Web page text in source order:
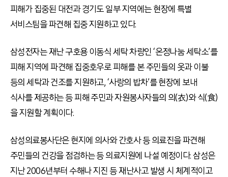
피해가 집중된 대전과 경기도 일부 지역에는 현장에 특별
서비스팀을 파견해 집중 지원하고 있다.
삼성전자는 재난 구호용 이동식 세탁 차량인 ‘온정나눔 세탁소’를
피해 지역에 파견해 집중호우로 피해를 본 주민들의 옷과 이불
등의 세탁과 건조를 지원하고, ‘사랑의 밥차’를 현장에 보내
식사를 제공하는 등 피해 주민과 자원봉사자들의 의(衣)와 식(食)
을 지원할 계획이다.
삼성의료봉사단은 현지에 의사와 간호사 등 의료진을 파견해
주민들의 건강을 점검하는 등 의료지원에 나설 예정이다. 삼성은
지난 2006년부터 수해나 지진 등 재난사고 발생 시 체계적이고